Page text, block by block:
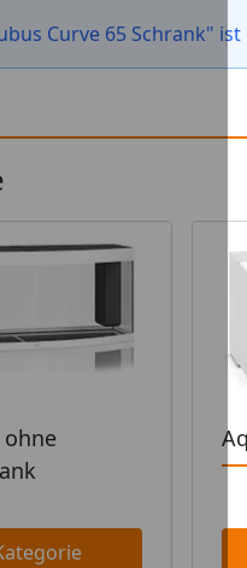
Curve 65 Schrank"